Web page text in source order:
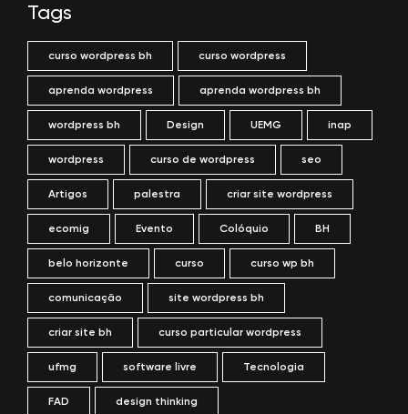
Tags
curso wordpress bh curso wordpress
aprenda wordpress aprenda wordpress bh
wordpress bh Design UEMG inap
wordpress curso de wordpress seo
Artigos palestra criar site wordpress
ecomig Evento Colóquio BH
belo horizonte curso curso wp bh
comunicação site wordpress bh
criar site bh curso particular wordpress
ufmg software livre Tecnologia
FAD design thinking